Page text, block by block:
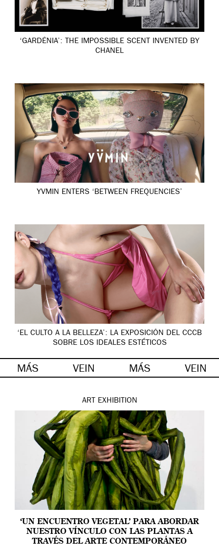
‘GARDÉNIA’: THE IMPOSSIBLE SCENT INVENTED BY
CHANEL
YVMIN ENTERS ‘BETWEEN FREQUENCIES’
‘EL CULTO A LA BELLEZA’: LA EXPOSICIÓN DEL CCCB
SOBRE LOS IDEALES ESTÉTICOS
MÁS VEIN MÁS VEIN
ART EXHIBITION
‘UN ENCUENTRO VEGETAL’ PARA ABORDAR
NUESTRO VÍNCULO CON LAS PLANTAS A
TRAVÉS DEL ARTE CONTEMPORÁNEO